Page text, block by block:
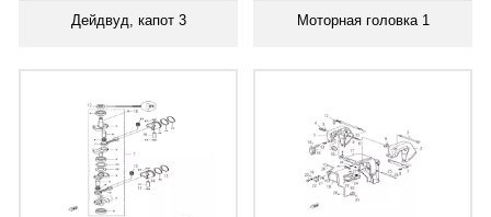
Дейдвуд, капот 3 Моторная головка 1